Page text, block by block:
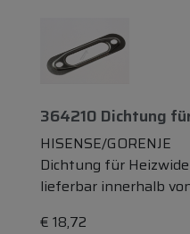
364210 Dichtung
HISENSE/GORENJE
Dichtung für
lieferbar innerhalb
€ 18,72